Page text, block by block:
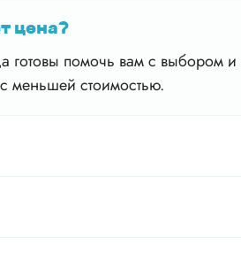
цена?
помочь вам с выбором и
меньшей стоимостью.